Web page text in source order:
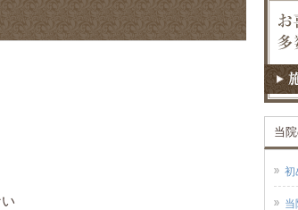
当
初